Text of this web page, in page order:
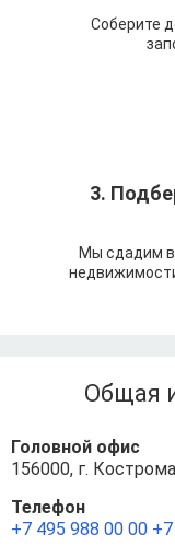
Соберите
3.
Мы сдадим в
Общая
Головной офис
156000, г.
Телефон
+7 495 988 00 00